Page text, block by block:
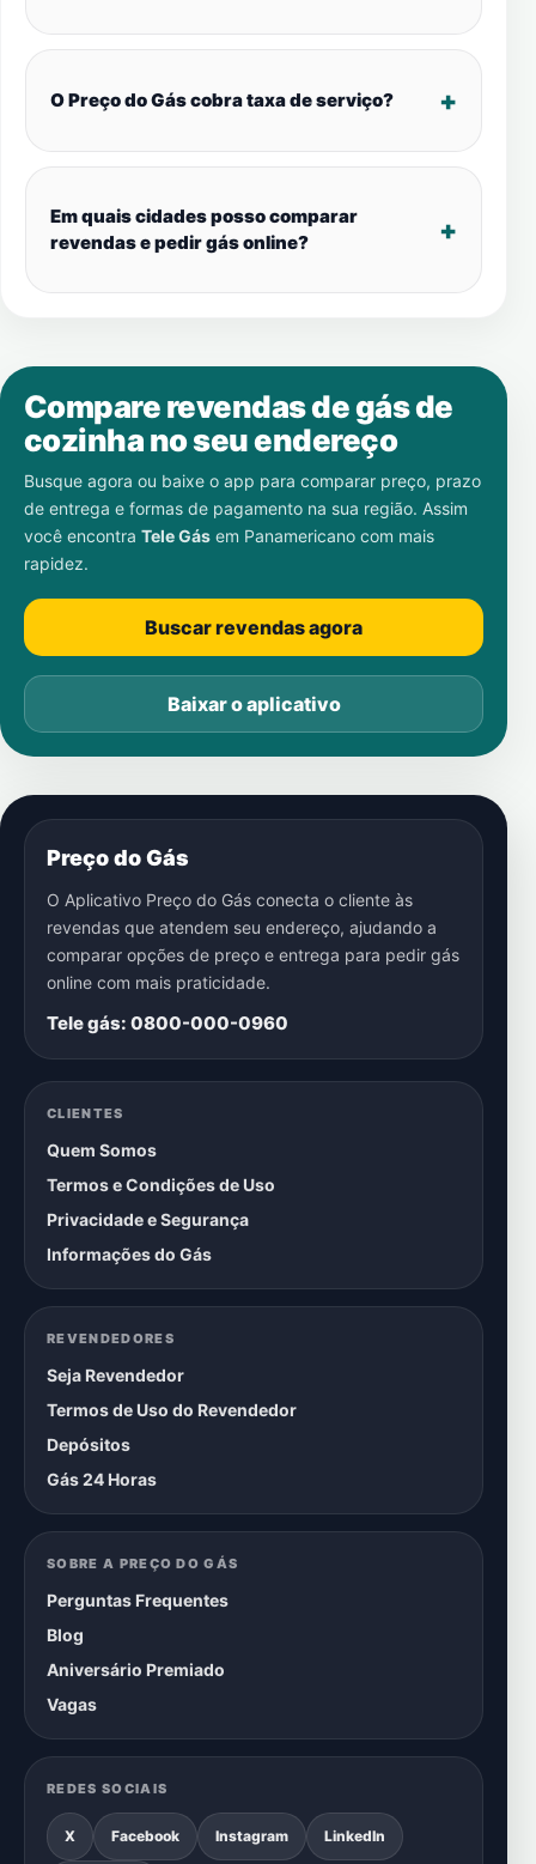
O Preço do Gás cobra taxa de serviço?
Em quais cidades posso comparar
revendas e pedir gás online?
Compare revendas de gás de
cozinha no seu endereço
Busque agora ou baixe o app para comparar preço, prazo
de entrega e formas de pagamento na sua região. Assim
você encontra Tele Gás em Panamericano com mais
rapidez.
Buscar revendas agora
Baixar o aplicativo
Preço do Gás
O Aplicativo Preço do Gás conecta o cliente às
revendas que atendem seu endereço, ajudando a
comparar opções de preço e entrega para pedir gás
online com mais praticidade.
Tele gás: 0800-000-0960
CLIENTES
Quem Somos
Termos e Condições de Uso
Privacidade e Segurança
Informações do Gás
REVENDEDORES
Seja Revendedor
Termos de Uso do Revendedor
Depósitos
Gás 24 Horas
SOBRE A PREÇO DO GÁS
Perguntas Frequentes
Blog
Aniversário Premiado
Vagas
REDES SOCIAIS
X Facebook Instagram LinkedIn